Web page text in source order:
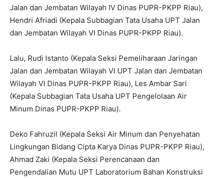
Jalan dan Jembatan Wilayah IV Dinas PUPR-PKPP Riau),
Hendri Afriadi (Kepala Subbagian Tata Usaha UPT Jalan
dan Jembatan Wilayah VI Dinas PUPR-PKPP Riau).
Lalu, Rudi Istanto (Kepala Seksi Pemeliharaan Jaringan
Jalan dan Jembatan Wilayah VI UPT Jalan dan Jembatan
Wilayah VI Dinas PUPR-PKPP Riau), Les Ambar Sari
(Kepala Subbagian Tata Usaha UPT Pengelolaan Air
Minum Dinas PUPR-PKPP Riau).
Deko Fahruzil (Kepala Seksi Air Minum dan Penyehatan
Lingkungan Bidang Cipta Karya Dinas PUPR-PKPP Riau),
Ahmad Zaki (Kepala Seksi Perencanaan dan
Pengendalian Mutu UPT Laboratorium Bahan Konstruksi